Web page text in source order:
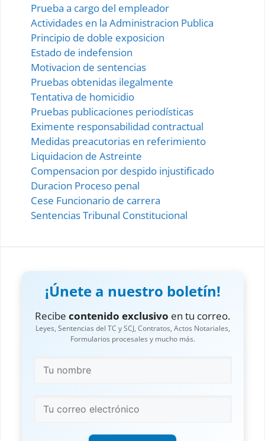
Prueba a cargo del empleador
Actividades en la Administracion Publica
Principio de doble exposicion
Estado de indefension
Motivacion de sentencias
Pruebas obtenidas ilegalmente
Tentativa de homicidio
Pruebas publicaciones periodísticas
Eximente responsabilidad contractual
Medidas preacutorias en referimiento
Liquidacion de Astreinte
Compensacion por despido injustificado
Duracion Proceso penal
Cese Funcionario de carrera
Sentencias Tribunal Constitucional
¡Únete a nuestro boletín!
Recibe contenido exclusivo en tu correo.
Leyes, Sentencias del TC y SCJ, Contratos, Actos Notariales,
Formularios procesales y mucho más.